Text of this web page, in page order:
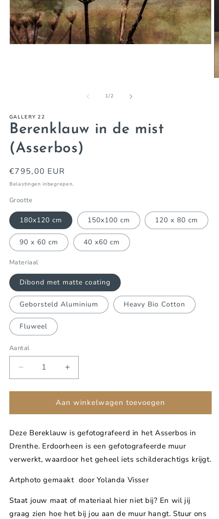
1/van
2
GALLERY 22
Berenklauw in de mist
(Asserbos)
Normale
prijs
€795,00 EUR
Belastingen inbegrepen.
Grootte
180x120 cm 150x100 cm 120 x 80 cm
90 x 60 cm 40 x60 cm
Materiaal
Dibond met matte coating
Geborsteld Aluminium Heavy Bio Cotton
Fluweel
Aantal
Aantal
verlagen
voor
Berenklauw
in
mist
(Asserbos)
Aantal
verhogen
voor
Berenklauw
in
mist
(Asserbos)
Aan winkelwagen toevoegen
Deze Bereklauw is gefotografeerd in het Asserbos in
Drenthe. Erdoorheen is een gefotografeerde muur
verwerkt, waardoor het geheel iets schilderachtigs krijgt.
Artphoto gemaakt door Yolanda Visser
Staat jouw maat of materiaal hier niet bij? En wil jij
graag zien hoe het bij jou aan de muur hangt. Stuur ons